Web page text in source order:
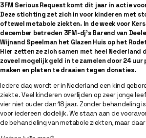
3FM Serious Request komt dit jaar in actie
Deze stichting zet zich in voor kinderen met
oftewel metabole ziekten. In de week voor
december betreden 3FM-dj’s Barend van
Wijnand Speelman het Glazen Huis op het
Hier zetten ze zich samen met heel Nederland
zoveel mogelijk geld in te zamelen door 24
maken en platen te draaien tegen donaties.
Iedere dag wordt er in Nederland een kind
ziekte. Veel kinderen overlijden op zeer jonge
vier niet ouder dan 18 jaar. Zonder behandeling
voor iedereen dodelijk. We staan aan de
de behandeling van metabole ziekten, maar